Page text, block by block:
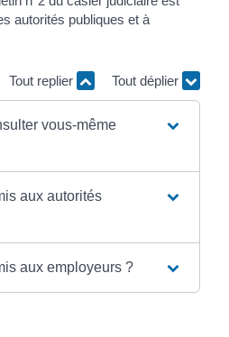
autorités publiques et à
Tout replier Tout déplier
vous-même
aux autorités
aux employeurs ?